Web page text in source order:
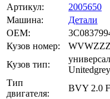
Артикул:
2005650
Машина:
Детали
OEM:
Кузов номер:
Кузов тип:
Unitedgrey
Тип
двигателя:
BVY 2.0